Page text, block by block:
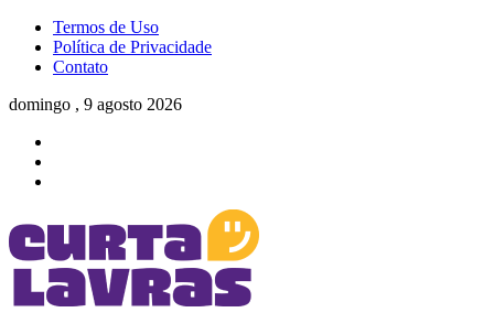
Termos de Uso
Política de Privacidade
Contato
domingo , 9 agosto 2026